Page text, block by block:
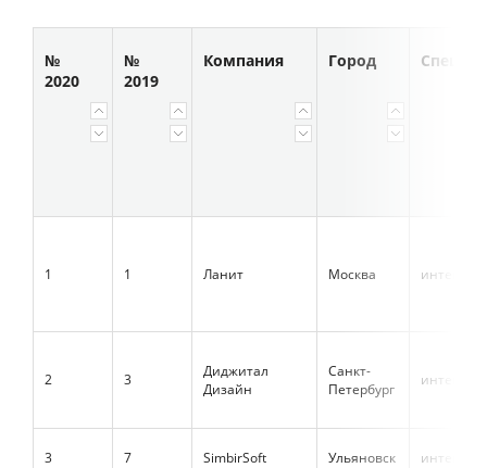
№
2020
№
2019
Компания Город
1 1 Ланит Москва
2 3
Диджитал
Дизайн
Санкт-
Петербург
3 7 SimbirSoft Ульяновск